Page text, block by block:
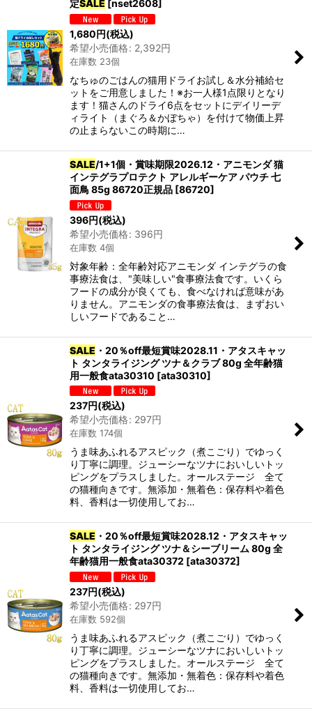
定SALE [nset2608]
1,680円(税込)
希望小売価格: 2,392円
在庫数 23個
なちゅのごはんの猫用ドライお試し＆水分補給セ
ットをご用意しました！※お一人様1点限りとなり
ます！猫さんのドライ6点をセットにデイリーデ
ィライト（まぐろ＆かぼちゃ）を付けて物価上昇
の止まらないこの時期に…
SALE/1+1個・賞味期限2026.12・アニモンダ 猫
インテグラプロテクト アレルギーケア パウチ 七
面鳥 85g 86720正規品 [86720]
396円(税込)
希望小売価格: 396円
在庫数 4個
対象年齢：全年齢対応アニモンダ インテグラの食
事療法食は、"美味しい"食事療法食です。いくら
フードの成分が良くても、食べなければ意味があ
りません。アニモンダの食事療法食は、まずおい
しいフードであること…
SALE ・20％off最短賞味2028.11・アタスキャッ
ト タンタライジング ツナ＆クラブ 80g 全年齢猫
用一般食ata30310 [ata30310]
237円(税込)
希望小売価格: 297円
在庫数 174個
うま味あふれるアスピック（煮こごり）でゆっく
り丁寧に調理。ジューシーなツナにおいしいトッ
ピングをプラスしました。オールステージ 全て
の猫種向きです。無添加・無着色：保存料や着色
料、香料は一切使用してお…
SALE ・20％off最短賞味2028.12・アタスキャッ
ト タンタライジング ツナ＆シーブリーム 80g 全
年齢猫用一般食ata30372 [ata30372]
237円(税込)
希望小売価格: 297円
在庫数 592個
うま味あふれるアスピック（煮こごり）でゆっく
り丁寧に調理。ジューシーなツナにおいしいトッ
ピングをプラスしました。オールステージ 全て
の猫種向きです。無添加・無着色：保存料や着色
料、香料は一切使用してお…